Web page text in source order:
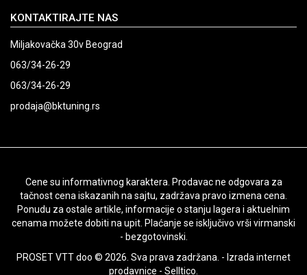
KONTAKTIRAJTE NAS
Miljakovačka 30v Beograd
063/34-26-29
063/34-26-29
prodaja@bktuning.rs
Cene su informativnog karaktera. Prodavac ne odgovara za
tačnost cena iskazanih na sajtu, zadržava pravo izmena cena.
Ponudu za ostale artikle, informacije o stanju lagera i aktuelnim
cenama možete dobiti na upit. Plaćanje se isključivo vrši virmanski
- bezgotovinski.
PROSET VTT doo © 2026. Sva prava zadržana. - Izrada internet
prodavnice - Selltico.